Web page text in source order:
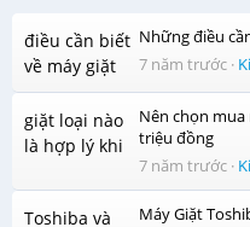
Những điều
7 năm trước ·
Nên chọn mua
triệu đồng
7 năm trước ·
Máy Giặt